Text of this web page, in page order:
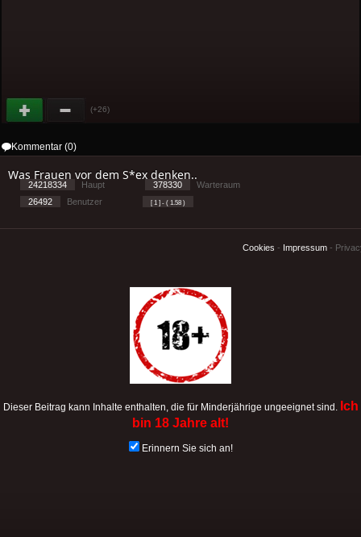
(+26)
Kommentar (0)
Was Frauen vor dem S*ex denken..
Dieser Beitrag kann Inhalte enthalten, die für Minderjährige ungeeignet sind. Ich
bin 18 Jahre alt!
Erinnern Sie sich an!
24218334 Haupt 378330
Warteraum
26492
Benutzer [ 1 ] - ( 1.58 )
Cookies - Impressum -